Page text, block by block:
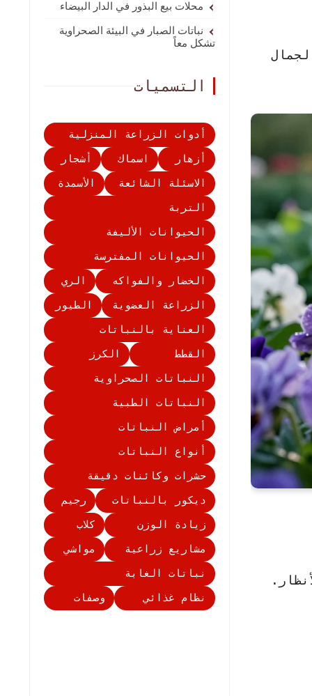
محلات بيع البذور في الدار البيضاء
نباتات الصبار في البيئة الصحراوية
تشكل معاً
التسميات
أدوات الزراعة المنزلية
أزهار
اسماك
أشجار
الاسئلة الشائعة
الأسمدة
التربة
الحيوانات الأليفة
الحيوانات المفترسة
الخضار والفواكه
الري
الزراعة العضوية
الطيور
العناية بالنباتات
القطط
الكرز
النباتات الصحراوية
النباتات الطبية
أمراض النباتات
أنواع النباتات
حشرات وكائنات دقيقة
ديكور بالنباتات
رجيم
زيادة الوزن
كلاب
مشاريع زراعية
مواشي
نباتات الغابة
نظام غذائي
وصفات